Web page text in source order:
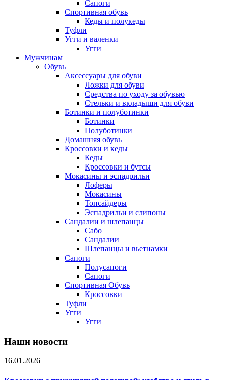
Сапоги
Спортивная обувь
Кеды и полукеды
Туфли
Угги и валенки
Угги
Мужчинам
Обувь
Аксессуары для обуви
Ложки для обуви
Средства по уходу за обувью
Стельки и вкладыши для обуви
Ботинки и полуботинки
Ботинки
Полуботинки
Домашняя обувь
Кроссовки и кеды
Кеды
Кроссовки и бутсы
Мокасины и эспадрильи
Лоферы
Мокасины
Топсайдеры
Эспадрильи и слипоны
Сандалии и шлепанцы
Сабо
Сандалии
Шлепанцы и вьетнамки
Сапоги
Полусапоги
Сапоги
Спортивная Обувь
Кроссовки
Туфли
Угги
Угги
Наши новости
16.01.2026